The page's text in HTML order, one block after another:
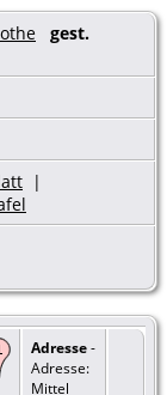
gest.
|
Adresse-
Adresse:
Mittel